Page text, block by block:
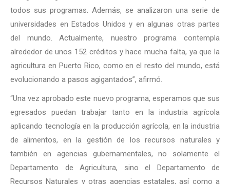
todos sus programas. Además, se analizaron una serie de
universidades en Estados Unidos y en algunas otras partes
del mundo. Actualmente, nuestro programa contempla
alrededor de unos 152 créditos y hace mucha falta, ya que la
agricultura en Puerto Rico, como en el resto del mundo, está
evolucionando a pasos agigantados”, afirmó.
“Una vez aprobado este nuevo programa, esperamos que sus
egresados puedan trabajar tanto en la industria agrícola
aplicando tecnología en la producción agrícola, en la industria
de alimentos, en la gestión de los recursos naturales y
también en agencias gubernamentales, no solamente el
Departamento de Agricultura, sino el Departamento de
Recursos Naturales y otras agencias estatales, así como a